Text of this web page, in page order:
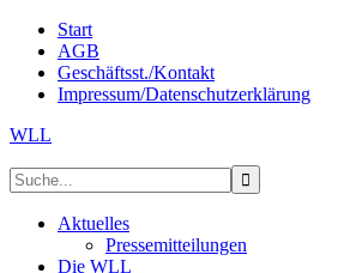
Start
AGB
Geschäftsst./Kontakt
Impressum/Datenschutzerklärung
WLL
Aktuelles
Pressemitteilungen
Die WLL